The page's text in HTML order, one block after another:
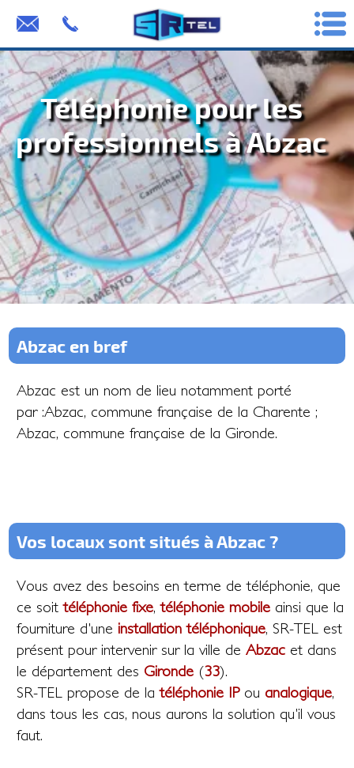
Téléphonie pour les
professionnels à Abzac
Abzac en bref
Abzac est un nom de lieu notamment porté
par :Abzac, commune française de la Charente ;
Abzac, commune française de la Gironde.
Vos locaux sont situés à Abzac ?
Vous avez des besoins en terme de téléphonie, que
ce soittéléphonie fixe,téléphonie mobile ainsi que la
fourniture d'une installation téléphonique, SR-TEL est
présent pour intervenir sur la ville deAbzac et dans
le département des Gironde (33).
SR-TEL propose de latéléphonie IPou analogique,
dans tous les cas, nous aurons la solution qu'il vous
faut.